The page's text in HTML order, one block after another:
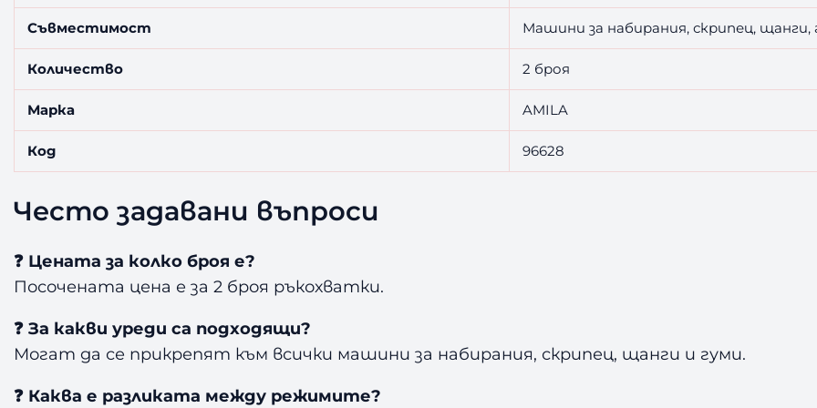
Съвместимост Машини за набирания, скрипец, щанги,
Количество 2 броя
Марка AMILA
Код 96628
Често задавани въпроси
❓ Цената за колко броя е?
Посочената цена е за 2 броя ръкохватки.
❓ За какви уреди са подходящи?
Могат да се прикрепят към всички машини за набирания, скрипец, щанги и гуми.
❓ Каква е разликата между режимите?